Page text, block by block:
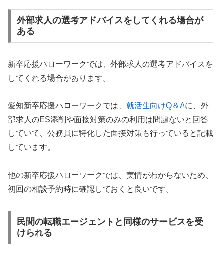
外部求人の選考アドバイスをしてくれる場合が
ある
新卒応援ハローワークでは、外部求人の選考アドバイスを
してくれる場合があります。
愛知新卒応援ハローワークでは、 就活生向けQ＆Aに、外
部求人のES添削や面接対策のみの利用は問題ないと回答
していて、公務員に特化した面接対策も行っていると記載
しています。
他の新卒応援ハローワークでは、実情がわからないため、
初回の相談予約時に確認しておくと良いです。
民間の転職エージェントと同様のサービスを受
けられる